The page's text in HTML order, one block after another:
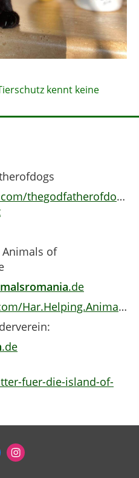
kennt keine
thegodfatherofdogs?
Animals of
.de
https://www.facebook.com/Har.Helping.Animals.of.Romania.har/
.de
fuer-die-island-of-